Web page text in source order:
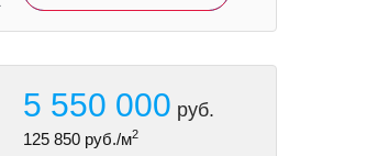
5 550 000 руб.
125 850 руб./м2